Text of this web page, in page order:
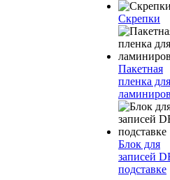
Скрепки
Пакетная
пленка для
Блок для
записей
подставке